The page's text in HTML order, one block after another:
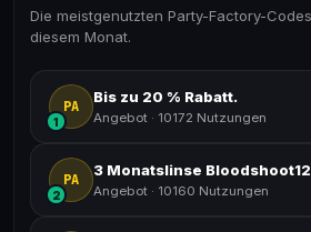
Die meistgenutzten Party-Factory-
diesem Monat.
PA
1
Bis zu 20 % Rabatt.
Angebot · 10172 Nutzungen
PA
2
3 Monatslinse
Angebot · 10160 Nutzungen